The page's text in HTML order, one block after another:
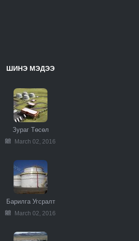
ШИНЭ МЭДЭЭ
Зураг Төсөл
March 02, 2016
Барилга Угсралт
March 02, 2016